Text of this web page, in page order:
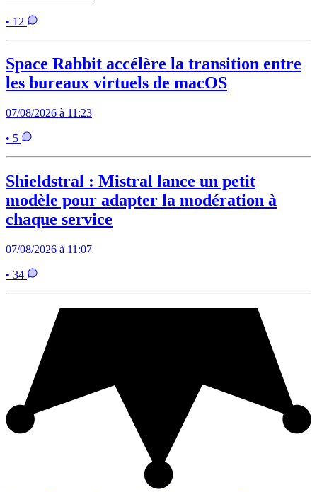
• 12
Space Rabbit accélère la transition entre
les bureaux virtuels de macOS
07/08/2026 à 11:23
• 5
Shieldstral : Mistral lance un petit
modèle pour adapter la modération à
chaque service
07/08/2026 à 11:07
• 34